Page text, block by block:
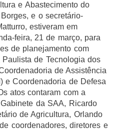
e Abastecimento do
e o secretário-
estiveram em
feira, 21 de março, para
de planejamento com
de Tecnologia dos
de Assistência
e Coordenadoria de Defesa
atos contaram com a
da SAA, Ricardo
de Agricultura, Orlando
coordenadores, diretores e